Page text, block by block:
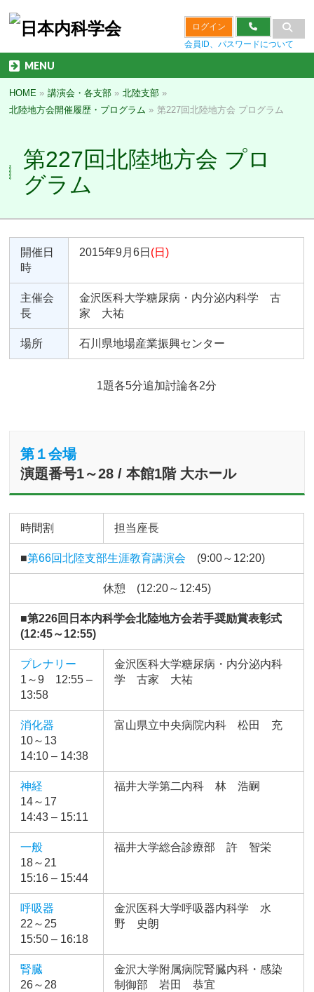
ログイン
会員ID、パスワードについて
MENU
HOME » 講演会・各支部 » 北陸支部 »
北陸地方会開催履歴・プログラム » 第227回北陸地方会 プログラム
第227回北陸地方会 プロ
グラム
開催日
時
2015年9月6日 (日)
主催会
長
金沢医科大学糖尿病・内分泌内科学 古
家 大祐
場所 石川県地場産業振興センター
1題各5分追加討論各2分
第１会場
演題番号1～28 / 本館1階 大ホール
時間割 担当座長
■第66回北陸支部生涯教育講演会 (9:00～12:20)
休憩 (12:20～12:45)
■第226回日本内科学会北陸地方会若手奨励賞表彰式
(12:45～12:55)
プレナリー
1～9 12:55 –
13:58
金沢医科大学糖尿病・内分泌内科
学 古家 大祐
消化器
10～13
14:10 – 14:38
富山県立中央病院内科 松田 充
神経
14～17
14:43 – 15:11
福井大学第二内科 林 浩嗣
一般
18～21
15:16 – 15:44
福井大学総合診療部 許 智栄
呼吸器
22～25
15:50 – 16:18
金沢医科大学呼吸器内科学 水
野 史朗
腎臓
26～28
金沢大学附属病院腎臓内科・感染
制御部 岩田 恭宜